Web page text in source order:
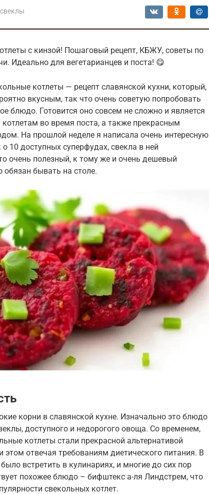
с кинзой! Пошаговый рецепт, КБЖУ, советы по
Идеально для вегетарианцев и поста! 😋
котлеты — рецепт славянской кухни, который,
вкусным, так что очень советую попробовать
блюдо. Готовится оно совсем не сложно и является
во время поста, а также прекрасным
На прошлой неделе я написала очень интересную
10 доступных суперфудах, свекла в ней
очень полезный, к тому же и очень дешевый
бывать на столе.
корни в славянской кухне. Изначально это блюдо
доступного и недорогого овоща. Со временем,
котлеты стали прекрасной альтернативой
отвечая требованиям диетического питания. В
встретить в кулинариях, и многие до сих пор
похожее блюдо – бифштекс а-ля Линдстрем, что
свекольных котлет.